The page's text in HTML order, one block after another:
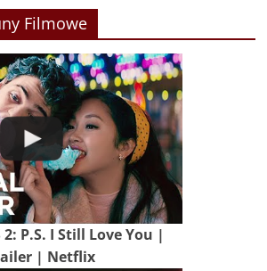
Filmowe
2: P.S. I Still Love You |
| Netflix